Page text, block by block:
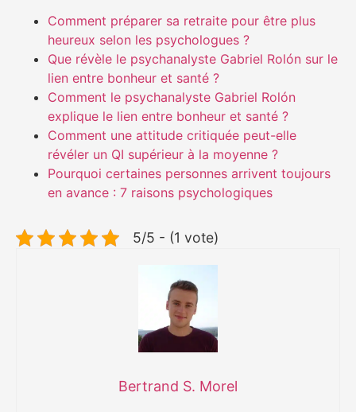
Comment préparer sa retraite pour être plus
heureux selon les psychologues ?
Que révèle le psychanalyste Gabriel Rolón sur le
lien entre bonheur et santé ?
Comment le psychanalyste Gabriel Rolón
explique le lien entre bonheur et santé ?
Comment une attitude critiquée peut-elle
révéler un QI supérieur à la moyenne ?
Pourquoi certaines personnes arrivent toujours
en avance : 7 raisons psychologiques
5/5 - (1 vote)
Bertrand S. Morel